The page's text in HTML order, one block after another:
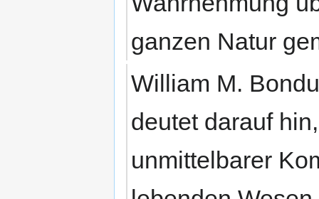
ganzen Natur
William M.
deutet darauf
unmittelbarer